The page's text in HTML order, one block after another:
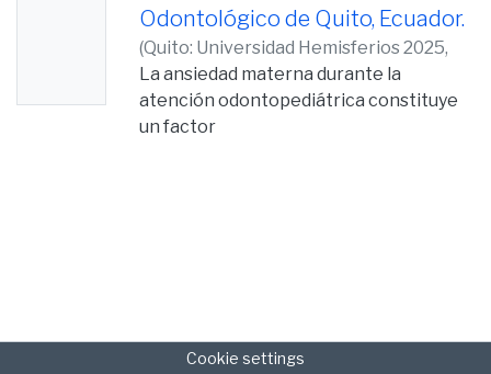
Odontológico de Quito, Ecuador.
(Quito: Universidad Hemisferios 2025,
2025-10-15) Calderón Benítez, Daymi
Laura
La ansiedad materna durante la
atención odontopediátrica constituye
un factor
utilizando la Escala de Ansiedad Dental
de Corah. Se
Cookie settings